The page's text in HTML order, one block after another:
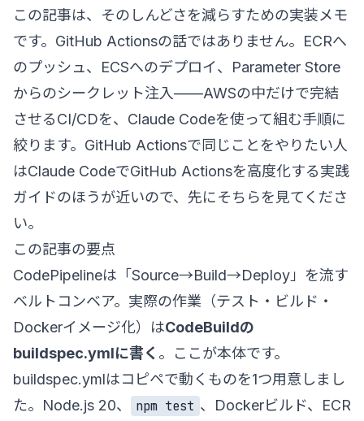
この記事は、そのしんどさを減らすための実装メモ
です。GitHub Actionsの話ではありません。ECRへ
のプッシュ、ECSへのデプロイ、Parameter Store
からのシークレット注入——AWSの中だけで完結
させるCI/CDを、Claude Codeを使って組む手順に
絞ります。GitHub Actionsで同じことをやりたい人
はClaude CodeでGitHub Actionsを高度化する実践
ガイドのほうが近いので、先にそちらを見てくださ
い。
この記事の要点
CodePipelineは「Source→Build→Deploy」を流す
ベルトコンベア。実際の作業（テスト・ビルド・
Dockerイメージ化）はCodeBuildの
buildspec.ymlに書く 。ここが本体です。
buildspec.ymlはコピペで動くものを1つ用意しまし
た。Node.js 20、
npm test 、Dockerビルド、ECR